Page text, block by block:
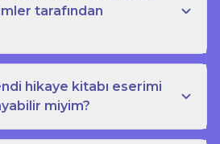
tarafından
hikaye kitabı eserimi
miyim?